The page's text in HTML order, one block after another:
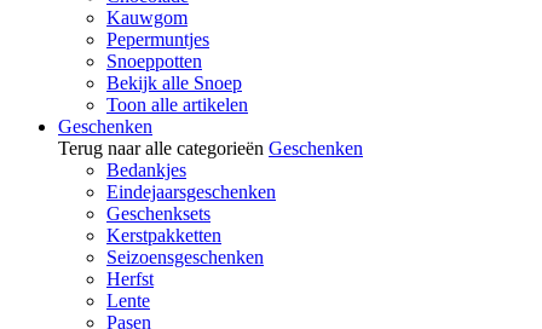
Kauwgom
Pepermuntjes
Snoeppotten
Bekijk alle Snoep
Toon alle artikelen
Geschenken
Terug naar alle categorieën Geschenken
Bedankjes
Eindejaarsgeschenken
Geschenksets
Kerstpakketten
Seizoensgeschenken
Herfst
Lente
Pasen